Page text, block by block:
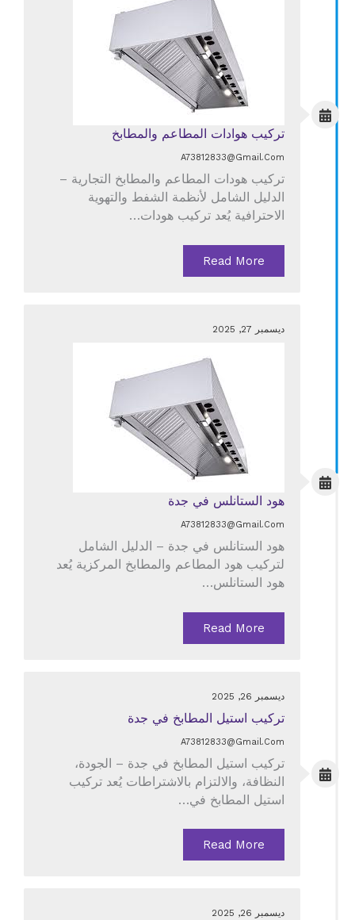
تركيب هوادات المطاعم والمطابخ
A73812833@gmail.com
تركيب هودات المطاعم والمطابخ التجارية –
الدليل الشامل لأنظمة الشفط والتهوية
الاحترافية يُعد تركيب هودات…
Read More
ديسمبر 27, 2025
هود الستانلس في جدة
A73812833@gmail.com
هود الستانلس في جدة – الدليل الشامل
لتركيب هود المطاعم والمطابخ المركزية يُعد
هود الستانلس…
Read More
ديسمبر 26, 2025
تركيب استيل المطابخ في جدة
A73812833@gmail.com
تركيب استيل المطابخ في جدة – الجودة،
النظافة، والالتزام بالاشتراطات يُعد تركيب
استيل المطابخ في…
Read More
ديسمبر 26, 2025